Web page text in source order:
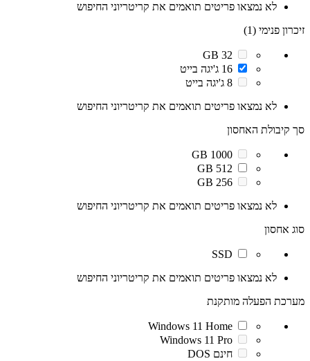
לא נמצאו פריטים תואמים את קריטריוני החיפוש
זיכרון פנימי (1)
32 GB
16 ג'יגה בייט
8 ג'יגה בייט
לא נמצאו פריטים תואמים את קריטריוני החיפוש
סך קיבולת האחסון
1000 GB
512 GB
256 GB
לא נמצאו פריטים תואמים את קריטריוני החיפוש
סוג אחסון
SSD
לא נמצאו פריטים תואמים את קריטריוני החיפוש
מערכת הפעלה מותקנת
Windows 11 Home
Windows 11 Pro
חינם DOS